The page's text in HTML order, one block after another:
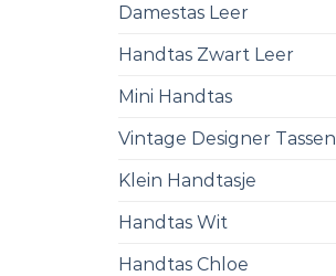
Damestas Leer
Handtas Zwart Leer
Mini Handtas
Vintage Designer Tassen
Klein Handtasje
Handtas Wit
Handtas Chloe